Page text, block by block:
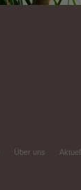
Über uns